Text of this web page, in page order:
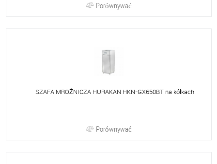
Porównywać
SZAFA MROŹNICZA HURAKAN HKN-GX650BT na kółkach
Porównywać